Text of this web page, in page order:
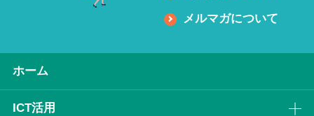
メルマガについて
ホーム
ICT活⽤